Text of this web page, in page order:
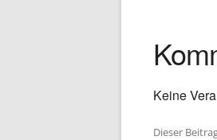
Keine
Dieser